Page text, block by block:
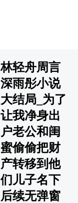
林轻舟周言
深雨彤小说
大结局_为了
让我净身出
户老公和闺
蜜偷偷把财
产转移到他
们儿子名下
后续无弹窗